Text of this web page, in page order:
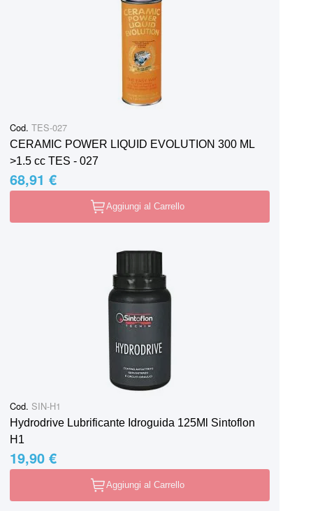
Cod. TES-027
CERAMIC POWER LIQUID EVOLUTION 300 ML
>1.5 cc TES - 027
68,91 €
Aggiungi al Carrello
Cod. SIN-H1
Hydrodrive Lubrificante Idroguida 125Ml Sintoflon
H1
19,90 €
Aggiungi al Carrello